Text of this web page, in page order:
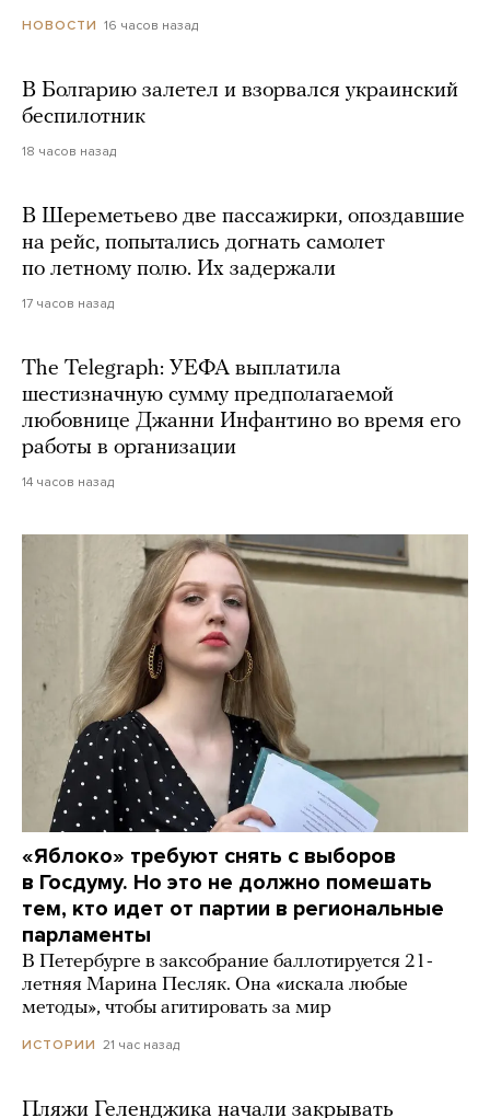
НОВОСТИ 16 часов назад
В Болгарию залетел и взорвался украинский
беспилотник
18 часов назад
В Шереметьево две пассажирки, опоздавшие
на рейс, попытались догнать самолет
по летному полю. Их задержали
17 часов назад
The Telegraph: УЕФА выплатила
шестизначную сумму предполагаемой
любовнице Джанни Инфантино во время его
работы в организации
14 часов назад
«Яблоко» требуют снять с выборов
в Госдуму. Но это не должно помешать
тем, кто идет от партии в региональные
парламенты
В Петербурге в заксобрание баллотируется 21-
летняя Марина Песляк. Она «искала любые
методы», чтобы агитировать за мир
ИСТОРИИ 21 час назад
Пляжи Геленджика начали закрывать